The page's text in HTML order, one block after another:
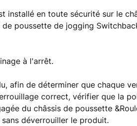
installé en toute sécurité sur le
poussette de jogging
à l'arrêt.
afin de déterminer que chaque
correct, vérifier que la
du châssis de poussette
déverrouiller le produit.